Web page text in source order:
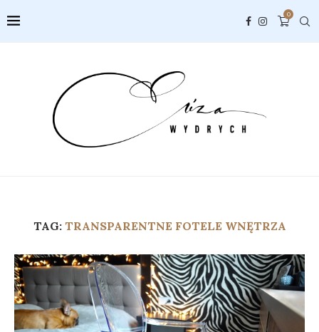
0
TAG: TRANSPARENTNE FOTELE WNĘTRZA